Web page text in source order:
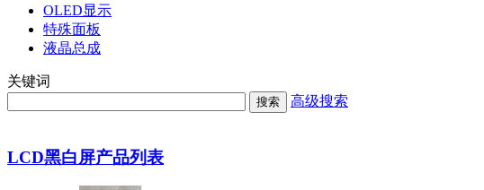
OLED显示
特殊面板
液晶总成
关键词
搜索 高级搜索
LCD黑白屏产品列表